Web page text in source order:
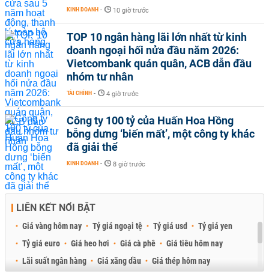
KINH DOANH - 10 giờ trước
TOP 10 ngân hàng lãi lớn nhất từ kinh
doanh ngoại hối nửa đầu năm 2026:
Vietcombank quán quân, ACB dẫn đầu
nhóm tư nhân
TÀI CHÍNH - 4 giờ trước
Công ty 100 tỷ của Huấn Hoa Hồng
bỗng dưng ‘biến mất’, một công ty khác
đã giải thể
KINH DOANH - 8 giờ trước
LIÊN KẾT NỔI BẬT
Giá vàng hôm nay Tỷ giá ngoại tệ Tỷ giá usd
Tỷ giá yen
Tỷ giá euro
Giá heo hơi Giá cà phê
Giá tiêu hôm nay
Lãi suất ngân hàng
Giá xăng dầu
Giá thép hôm nay